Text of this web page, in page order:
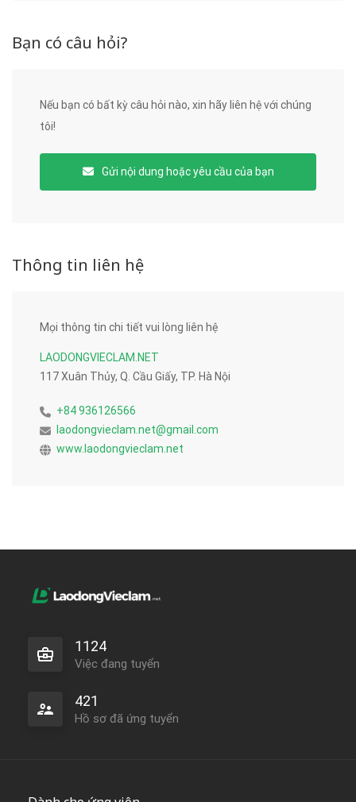
Bạn có câu hỏi?
Nếu bạn có bất kỳ câu hỏi nào, xin hãy liên hệ với chúng
tôi!
Gửi nội dung hoặc yêu cầu của bạn
Thông tin liên hệ
Mọi thông tin chi tiết vui lòng liên hệ
LAODONGVIECLAM.NET
117 Xuân Thủy, Q. Cầu Giấy, TP. Hà Nội
+84 936126566
laodongvieclam.net@gmail.com
www.laodongvieclam.net
1124
Việc đang tuyển
421
Hồ sơ đã ứng tuyển